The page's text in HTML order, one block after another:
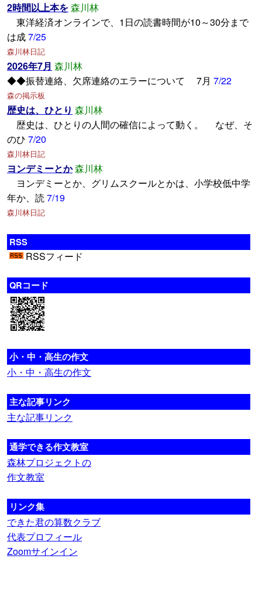
2時間以上本を森川林
東洋経済オンラインで、1日の読書時間が10～30分まで
は成7/25
森川林日記
2026年7月 森川林
◆◆振替連絡、欠席連絡のエラーについて 7月 7/22
森の掲示板
歴史は、ひとり 森川林
歴史は、ひとりの人間の確信によって動く。 なぜ、そ
のひ 7/20
森川林日記
ヨンデミーとか森川林
ヨンデミーとか、グリムスクールとかは、小学校低中学
年か、読7/19
森川林日記
RSS
RSSフィード
QRコード
小・中・高生の作文
小・中・高生の作文
主な記事リンク
主な記事リンク
通学できる作文教室
森林プロジェクトの
作文教室
リンク集
できた君の算数クラブ
代表プロフィール
Zoomサインイン